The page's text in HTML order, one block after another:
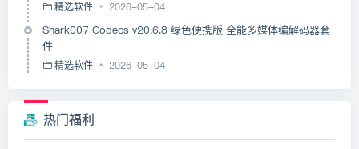
精选软件 2026-05-04
Shark007 Codecs v20.6.8 绿色便携版 全能多媒体编解码器套
件
精选软件 2026-05-04
热门福利